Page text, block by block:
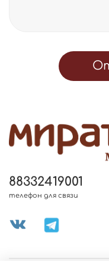
88332419001
телефон для связи